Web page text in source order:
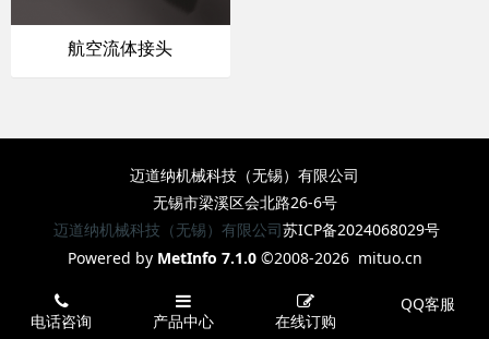
航空流体接头
迈道纳机械科技（无锡）有限公司
无锡市梁溪区会北路26-6号
迈道纳机械科技（无锡）有限公司苏ICP备2024068029号
Powered by MetInfo 7.1.0©2008-2026 mituo.cn
电话咨询 产品中心 在线订购
QQ客服